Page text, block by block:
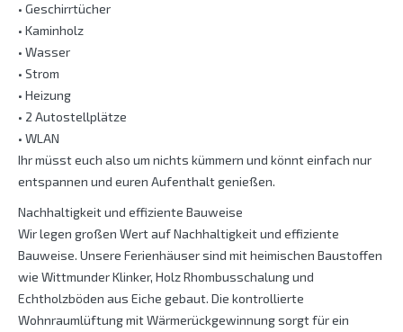
• Geschirrtücher
• Kaminholz
• Wasser
• Strom
• Heizung
• 2 Autostellplätze
• WLAN
Ihr müsst euch also um nichts kümmern und könnt einfach nur
entspannen und euren Aufenthalt genießen.
Nachhaltigkeit und effiziente Bauweise
Wir legen großen Wert auf Nachhaltigkeit und effiziente
Bauweise. Unsere Ferienhäuser sind mit heimischen Baustoffen
wie Wittmunder Klinker, Holz Rhombusschalung und
Echtholzböden aus Eiche gebaut. Die kontrollierte
Wohnraumlüftung mit Wärmerückgewinnung sorgt für ein